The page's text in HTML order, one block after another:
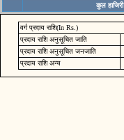
कुल हाजिरी
वर्ग प्रदाय राशि(In Rs.)
प्रदाय राशि अनुसूचित जाति
प्रदाय राशि अनुसूचित जनजाति
प्रदाय राशि अन्य